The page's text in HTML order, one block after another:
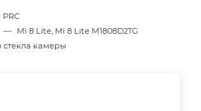
PRC
—
Mi 8 Lite, Mi 8 Lite M1808D2TG
стекла камеры